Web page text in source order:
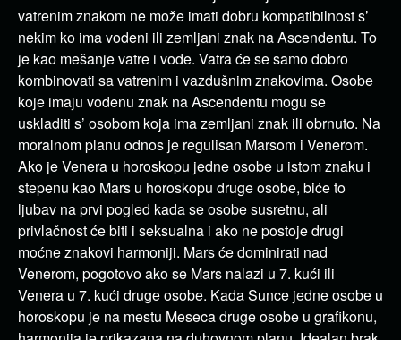
vatrenim znakom ne može imati dobru kompatibilnost s’
nekim ko ima vodeni ili zemljani znak na Ascendentu. To
je kao mešanje vatre i vode. Vatra će se samo dobro
kombinovati sa vatrenim i vazdušnim znakovima. Osobe
koje imaju vodenu znak na Ascendentu mogu se
uskladiti s’ osobom koja ima zemljani znak ili obrnuto. Na
moralnom planu odnos je regulisan Marsom i Venerom.
Ako je Venera u horoskopu jedne osobe u istom znaku i
stepenu kao Mars u horoskopu druge osobe, biće to
ljubav na prvi pogled kada se osobe susretnu, ali
privlačnost će biti i seksualna i ako ne postoje drugi
moćne znakovi harmoniji. Mars će dominirati nad
Venerom, pogotovo ako se Mars nalazi u 7. kući ili
Venera u 7. kući druge osobe. Kada Sunce jedne osobe u
horoskopu je na mestu Meseca druge osobe u grafikonu,